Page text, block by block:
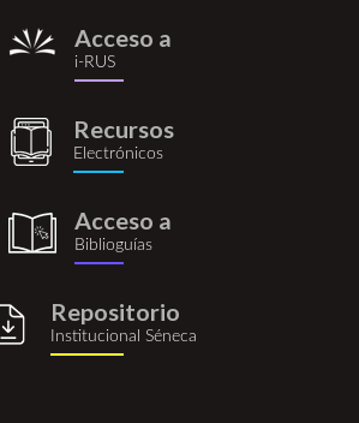
i-
rus.png
Acceso a
i-RUS
recursos_electronicos.png
Recursos
Electrónicos
biblioguia.png
Acceso a
Biblioguías
Repositorio
Institucional Séneca